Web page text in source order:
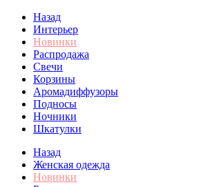
Назад
Интерьер
Новинки
Распродажа
Свечи
Корзины
Аромадиффузоры
Подносы
Ночники
Шкатулки
Назад
Женская одежда
Новинки